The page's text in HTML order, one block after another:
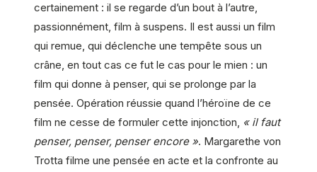
certainement : il se regarde d’un bout à l’autre,
passionnément, film à suspens. Il est aussi un film
qui remue, qui déclenche une tempête sous un
crâne, en tout cas ce fut le cas pour le mien : un
film qui donne à penser, qui se prolonge par la
pensée. Opération réussie quand l’héroïne de ce
film ne cesse de formuler cette injonction, « il faut
penser, penser, penser encore ». Margarethe von
Trotta filme une pensée en acte et la confronte au